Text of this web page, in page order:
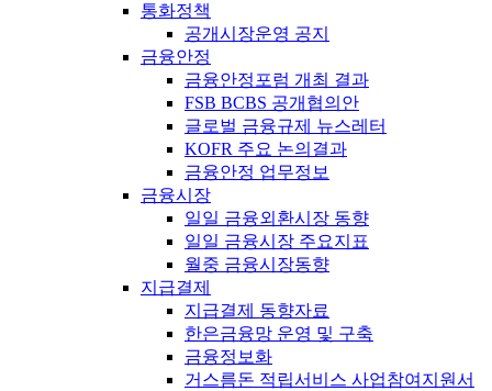
통화정책
공개시장운영 공지
금융안정
금융안정포럼 개최 결과
FSB BCBS 공개협의안
글로벌 금융규제 뉴스레터
KOFR 주요 논의결과
금융안정 업무정보
금융시장
일일 금융외환시장 동향
일일 금융시장 주요지표
월중 금융시장동향
지급결제
지급결제 동향자료
한은금융망 운영 및 구축
금융정보화
거스름돈 적립서비스 사업참여지원서